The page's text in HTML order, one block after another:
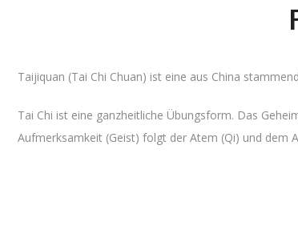
Taijiquan (Tai Chi Chuan) ist eine aus China
Tai Chi ist eine ganzheitliche Übungsform. Das
Aufmerksamkeit (Geist) folgt der Atem (Qi) und dem